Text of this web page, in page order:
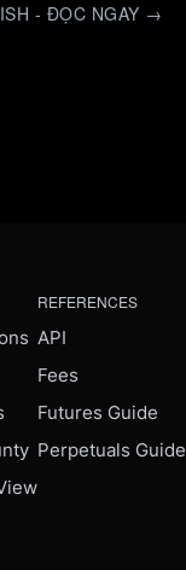
- ĐỌC NGAY →
REFERENCES
API
Fees
Futures Guide
Perpetuals Guide